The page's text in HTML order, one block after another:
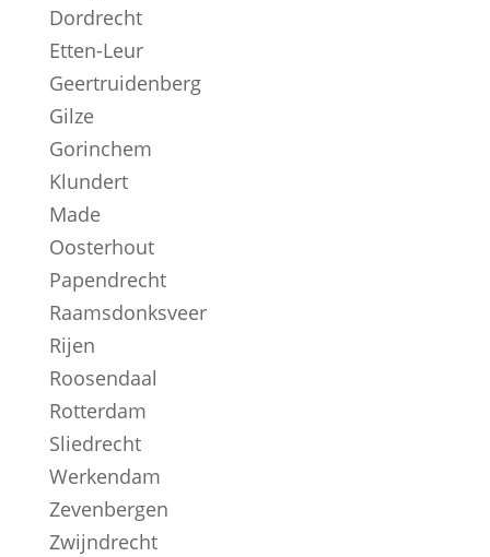
Dordrecht
Etten-Leur
Geertruidenberg
Gilze
Gorinchem
Klundert
Made
Oosterhout
Papendrecht
Raamsdonksveer
Rijen
Roosendaal
Rotterdam
Sliedrecht
Werkendam
Zevenbergen
Zwijndrecht